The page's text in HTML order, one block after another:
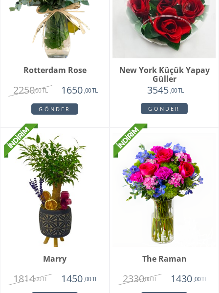
Rotterdam Rose
2250,00 TL 1650 ,00 TL
GÖNDER
New York Küçük Yapay
Güller
3545 ,00 TL
GÖNDER
Marry
1814,00 TL 1450 ,00 TL
The Raman
2330,00 TL 1430 ,00 TL